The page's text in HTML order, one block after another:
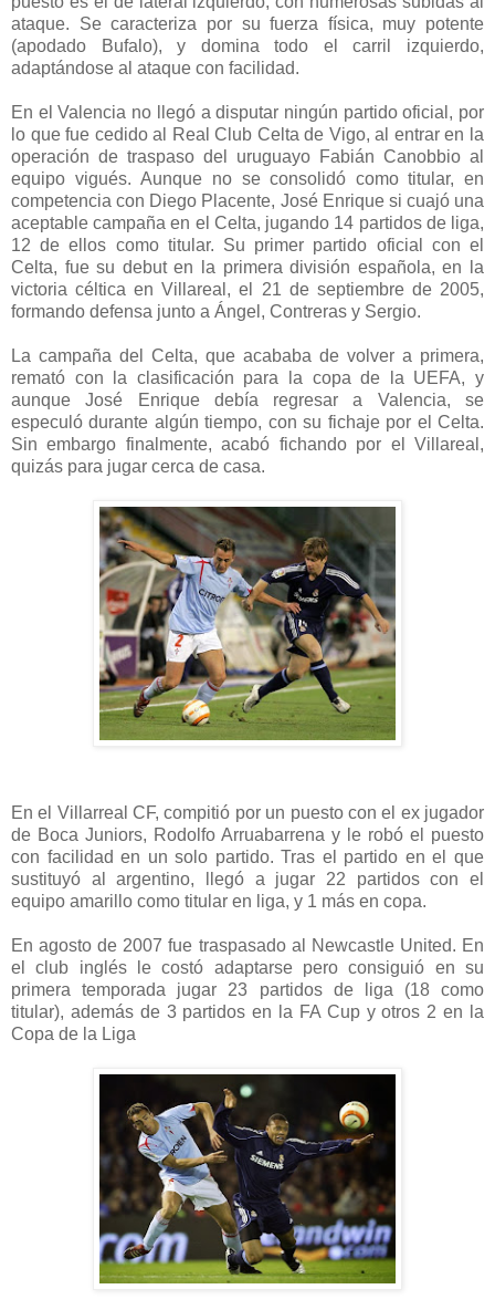
ataque. Se caracteriza por su fuerza física, muy potente
(apodado Bufalo), y domina todo el carril izquierdo,
adaptándose al ataque con facilidad.
En el Valencia no llegó a disputar ningún partido oficial, por
lo que fue cedido al Real Club Celta de Vigo, al entrar en la
operación de traspaso del uruguayo Fabián Canobbio al
equipo vigués.Aunque no se consolidó como titular, en
competencia con Diego Placente, José Enrique si cuajó una
aceptable campaña en el Celta, jugando 14 partidos de liga,
12 de ellos como titular. Su primer partido oficial con el
Celta, fue su debut en la primera división española, en la
victoria céltica en Villareal, el 21 de septiembre de 2005,
formando defensa junto a Ángel, Contreras y Sergio.
La campaña del Celta, que acababa de volver a primera,
remató con la clasificación para la copa de la UEFA, y
aunque José Enrique debía regresar a Valencia, se
especuló durante algún tiempo, con su fichaje por el Celta.
Sin embargo finalmente, acabó fichando por el Villareal,
quizás para jugar cerca de casa.
En el Villarreal CF, compitió por un puesto con el ex jugador
de Boca Juniors, Rodolfo Arruabarrena y le robó el puesto
con facilidad en un solo partido. Tras el partido en el que
sustituyó al argentino, llegó a jugar 22 partidos con el
equipo amarillo como titular en liga, y 1 más en copa.
En agosto de 2007 fue traspasado al Newcastle United. En
el club inglés le costó adaptarse pero consiguió en su
primera temporada jugar 23 partidos de liga (18 como
titular), además de 3 partidos en la FA Cup y otros 2 en la
Copa de la Liga